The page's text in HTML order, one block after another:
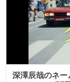
深澤辰哉のネ